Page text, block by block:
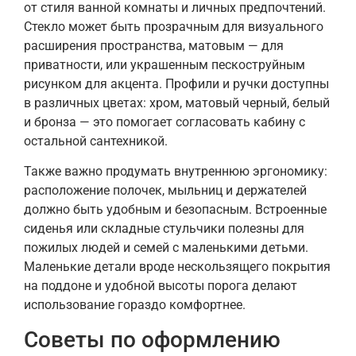
от стиля ванной комнаты и личных предпочтений.
Стекло может быть прозрачным для визуального
расширения пространства, матовым — для
приватности, или украшенным пескоструйным
рисунком для акцента. Профили и ручки доступны
в различных цветах: хром, матовый черный, белый
и бронза — это помогает согласовать кабину с
остальной сантехникой.
Также важно продумать внутреннюю эргономику:
расположение полочек, мыльниц и держателей
должно быть удобным и безопасным. Встроенные
сиденья или складные стульчики полезны для
пожилых людей и семей с маленькими детьми.
Маленькие детали вроде нескользящего покрытия
на поддоне и удобной высоты порога делают
использование гораздо комфортнее.
Советы по оформлению